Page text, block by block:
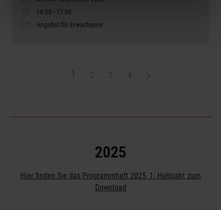
16:30 - 17:30
Angebot für Erwachsene
2025
Hier finden Sie das Programmheft 2025, 1. Halbjahr, zum
Download